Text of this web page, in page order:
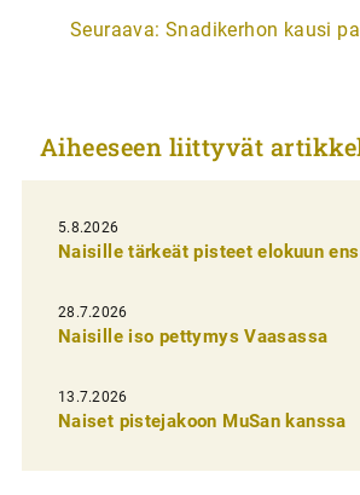
t
k
e
l
i
e
n
e
Seuraava: Snadikerhon kausi
Aiheeseen liittyvät
5.8.2026
Naisille tärkeät pisteet elokuun
28.7.2026
Naisille iso pettymys Vaasassa
13.7.2026
Naiset pistejakoon MuSan kanssa